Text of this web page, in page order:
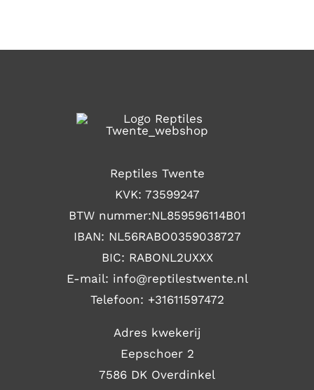
PRODUCTPAGINA
Reptiles Twente
KVK: 73599247
BTW nummer:NL859596114B01
IBAN: NL56RABO0359038727
BIC: RABONL2UXXX
E-mail: info@reptilestwente.nl
Telefoon: +31611597472
Adres kwekerij
Eepschoer 2
7586 DK Overdinkel